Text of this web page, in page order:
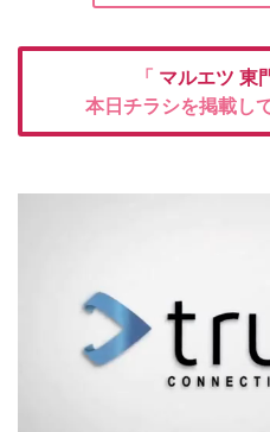
「 マルエツ 東
本日チラシを掲載し